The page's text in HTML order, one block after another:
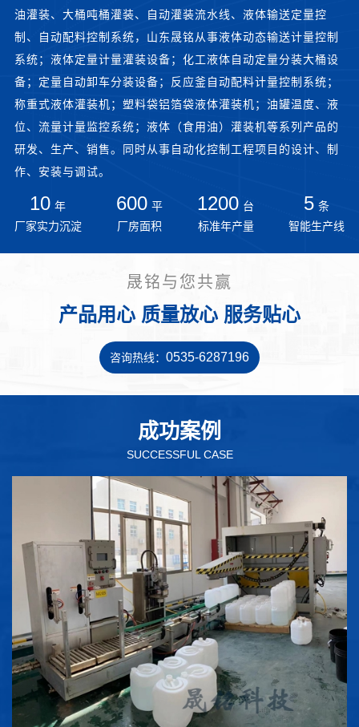
油灌装、大桶吨桶灌装、自动灌装流水线、液体输送定量控
制、自动配料控制系统，山东晟铭从事液体动态输送计量控制
系统；液体定量计量灌装设备；化工液体自动定量分装大桶设
备；定量自动卸车分装设备；反应釜自动配料计量控制系统；
称重式液体灌装机；塑料袋铝箔袋液体灌装机；油罐温度、液
位、流量计量监控系统；液体（食用油）灌装机等系列产品的
研发、生产、销售。同时从事自动化控制工程项目的设计、制
作、安装与调试。
10 年
厂家实力沉淀
600 平
厂房面积
1200 台
标准年产量
5 条
智能生产线
晟铭与您共赢
产品用心 质量放心 服务贴心
咨询热线： 0535-6287196
成功案例
SUCCESSFUL CASE